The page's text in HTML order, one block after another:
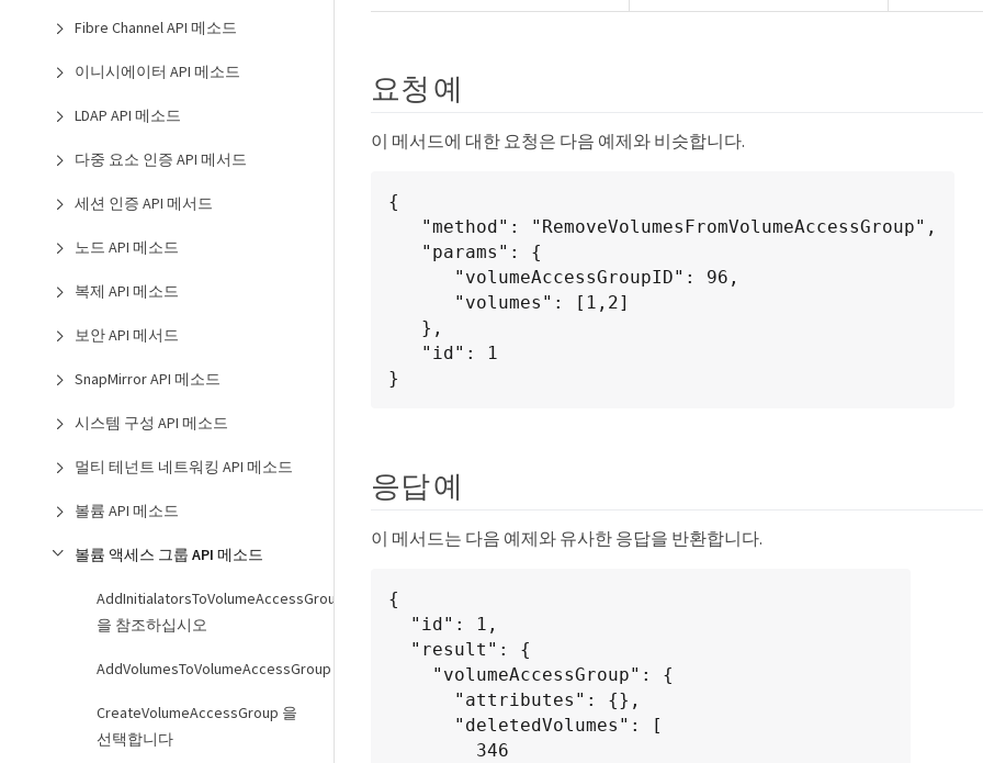
Fibre Channel API 메소드
이니시에이터 API 메소드
LDAP API 메소드
다중 요소 인증 API 메서드
세션 인증 API 메서드
노드 API 메소드
복제 API 메소드
보안 API 메서드
SnapMirror API 메소드
시스템 구성 API 메소드
멀티 테넌트 네트워킹 API 메소드
볼륨 API 메소드
볼륨 액세스 그룹 API 메소드
AddInitialatorsToVolumeAccessGroup
을 참조하십시오
AddVolumesToVolumeAccessGroup
CreateVolumeAccessGroup 을
선택합니다
요청 예
이 메서드에 대한 요청은 다음 예제와 비슷합니다.
{
}
응답 예
이 메서드는 다음 예제와 유사한 응답을 반환합니다.
{